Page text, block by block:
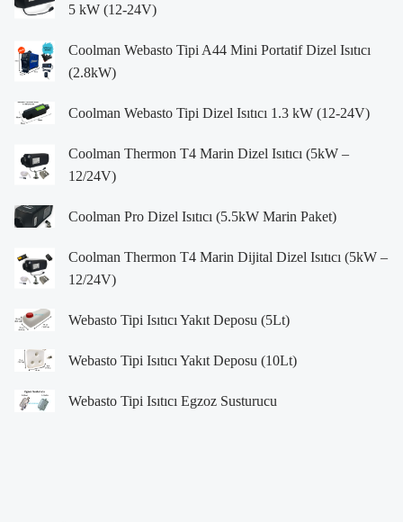
5 kW (12-24V)
Coolman Webasto Tipi A44 Mini Portatif Dizel Isıtıcı
(2.8kW)
Coolman Webasto Tipi Dizel Isıtıcı 1.3 kW (12-24V)
Coolman Thermon T4 Marin Dizel Isıtıcı (5kW –
12/24V)
Coolman Pro Dizel Isıtıcı (5.5kW Marin Paket)
Coolman Thermon T4 Marin Dijital Dizel Isıtıcı (5kW –
12/24V)
Webasto Tipi Isıtıcı Yakıt Deposu (5Lt)
Webasto Tipi Isıtıcı Yakıt Deposu (10Lt)
Webasto Tipi Isıtıcı Egzoz Susturucu